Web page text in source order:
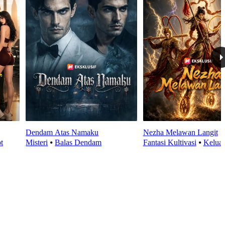
Dendam Atas Namaku
Misteri ⦁Balas Dendam
Nezha Melawan Langit
Fantasi Kultivasi ⦁